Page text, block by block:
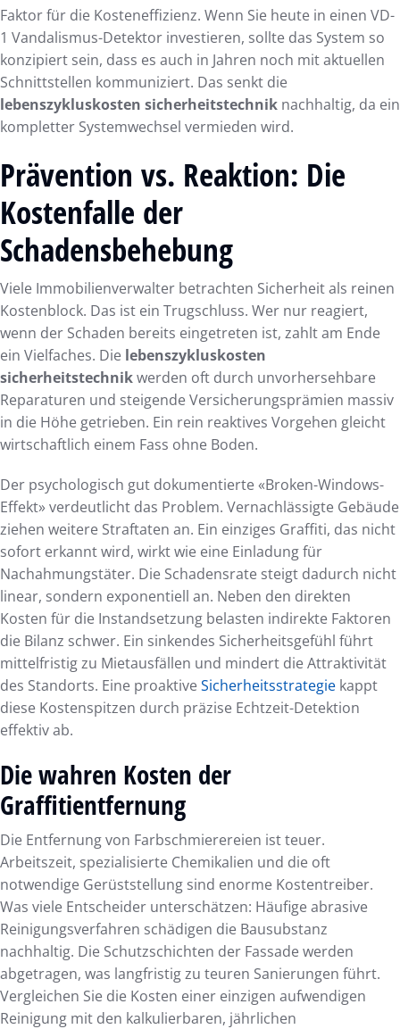
Faktor für die Kosteneffizienz. Wenn Sie heute in einen VD-
1 Vandalismus-Detektor investieren, sollte das System so
konzipiert sein, dass es auch in Jahren noch mit aktuellen
Schnittstellen kommuniziert. Das senkt die
lebenszykluskosten sicherheitstechnik nachhaltig, da ein
kompletter Systemwechsel vermieden wird.
Prävention vs. Reaktion: Die
Kostenfalle der
Schadensbehebung
Viele Immobilienverwalter betrachten Sicherheit als reinen
Kostenblock. Das ist ein Trugschluss. Wer nur reagiert,
wenn der Schaden bereits eingetreten ist, zahlt am Ende
ein Vielfaches. Die lebenszykluskosten
sicherheitstechnikwerden oft durch unvorhersehbare
Reparaturen und steigende Versicherungsprämien massiv
in die Höhe getrieben. Ein rein reaktives Vorgehen gleicht
wirtschaftlich einem Fass ohne Boden.
Der psychologisch gut dokumentierte «Broken-Windows-
Effekt» verdeutlicht das Problem. Vernachlässigte Gebäude
ziehen weitere Straftaten an. Ein einziges Graffiti, das nicht
sofort erkannt wird, wirkt wie eine Einladung für
Nachahmungstäter. Die Schadensrate steigt dadurch nicht
linear, sondern exponentiell an. Neben den direkten
Kosten für die Instandsetzung belasten indirekte Faktoren
die Bilanz schwer. Ein sinkendes Sicherheitsgefühl führt
mittelfristig zu Mietausfällen und mindert die Attraktivität
des Standorts. Eine proaktiveSicherheitsstrategie kappt
diese Kostenspitzen durch präzise Echtzeit-Detektion
effektiv ab.
Die wahren Kosten der
Graffitientfernung
Die Entfernung von Farbschmierereien ist teuer.
Arbeitszeit, spezialisierte Chemikalien und die oft
notwendige Gerüststellung sind enorme Kostentreiber.
Was viele Entscheider unterschätzen: Häufige abrasive
Reinigungsverfahren schädigen die Bausubstanz
nachhaltig. Die Schutzschichten der Fassade werden
abgetragen, was langfristig zu teuren Sanierungen führt.
Vergleichen Sie die Kosten einer einzigen aufwendigen
Reinigung mit den kalkulierbaren, jährlichen